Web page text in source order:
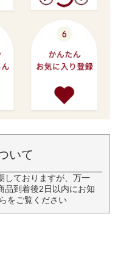
いて
しておりますが、万一
品到着後2日以内にお知
をご覧ください